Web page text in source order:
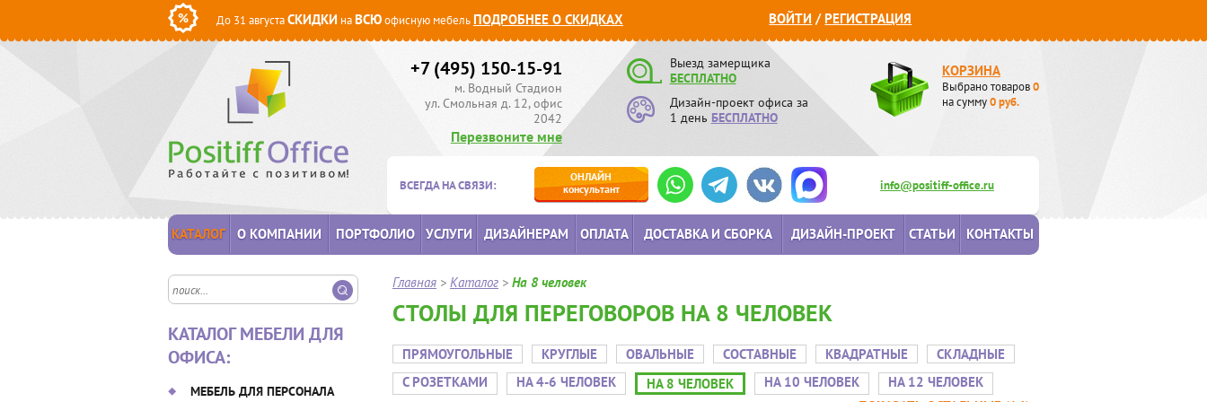
До 31 августаСКИДКИ наВСЮофисную мебельПОДРОБНЕЕ О СКИДКАХ ВОЙТИ /РЕГИСТРАЦИЯ
+7 (495) 150-15-91
м. Водный Стадион
ул. Смольная д. 12, офис
2042
Перезвоните мне
Выезд замерщика
БЕСПЛАТНО
Дизайн-проект офиса за
1 день БЕСПЛАТНО
КОРЗИНА
Выбрано товаров0
на сумму0руб.
ВСЕГДА НА СВЯЗИ:
ОНЛАЙН
консультант
info@positiff-office.ru
КАТАЛОГ О КОМПАНИИ ПОРТФОЛИО УСЛУГИ ДИЗАЙНЕРАМ ОПЛАТА ДОСТАВКА И СБОРКА ДИЗАЙН-ПРОЕКТ СТАТЬИ КОНТАКТЫ
КАТАЛОГ МЕБЕЛИ ДЛЯ
ОФИСА:
МЕБЕЛЬ ДЛЯ ПЕРСОНАЛА
Главная > Каталог > На 8 человек
СТОЛЫ ДЛЯ ПЕРЕГОВОРОВ НА 8 ЧЕЛОВЕК
ПРЯМОУГОЛЬНЫЕ КРУГЛЫЕ ОВАЛЬНЫЕ СОСТАВНЫЕ КВАДРАТНЫЕ
СКЛАДНЫЕ
С РОЗЕТКАМИ
НА 4-6 ЧЕЛОВЕК НА 8 ЧЕЛОВЕК НА 10 ЧЕЛОВЕК
НА 12 ЧЕЛОВЕК